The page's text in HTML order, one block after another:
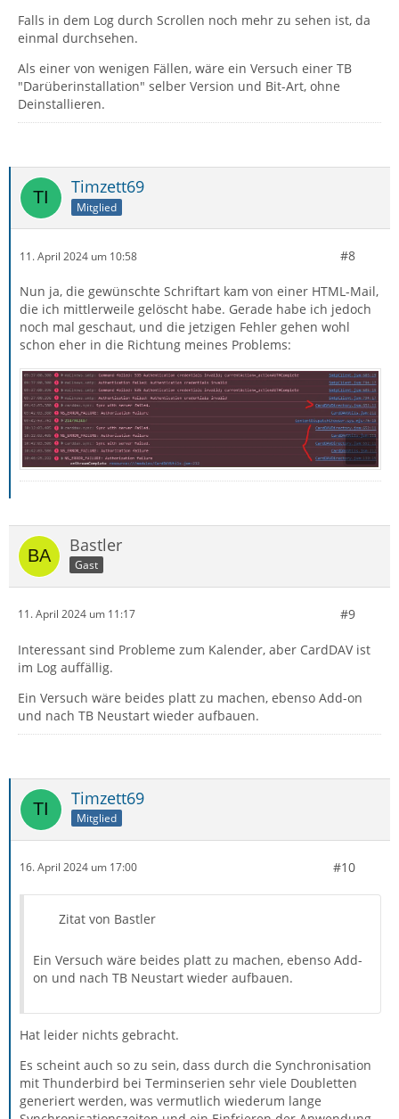
Falls in dem Log durch Scrollen noch mehr zu sehen ist, da
einmal durchsehen.
Als einer von wenigen Fällen, wäre ein Versuch einer TB
"Darüberinstallation" selber Version und Bit-Art, ohne
Deinstallieren.
Timzett69
Mitglied
11. April 2024 um 10:58 #8
Nun ja, die gewünschte Schriftart kam von einer HTML-Mail,
die ich mittlerweile gelöscht habe. Gerade habe ich jedoch
noch mal geschaut, und die jetzigen Fehler gehen wohl
schon eher in die Richtung meines Problems:
Bastler
Gast
11. April 2024 um 11:17 #9
Interessant sind Probleme zum Kalender, aber CardDAV ist
im Log auffällig.
Ein Versuch wäre beides platt zu machen, ebenso Add-on
und nach TB Neustart wieder aufbauen.
Timzett69
Mitglied
16. April 2024 um 17:00 #10
Zitat von Bastler
Ein Versuch wäre beides platt zu machen, ebenso Add-
on und nach TB Neustart wieder aufbauen.
Hat leider nichts gebracht.
Es scheint auch so zu sein, dass durch die Synchronisation
mit Thunderbird bei Terminserien sehr viele Doubletten
generiert werden, was vermutlich wiederum lange